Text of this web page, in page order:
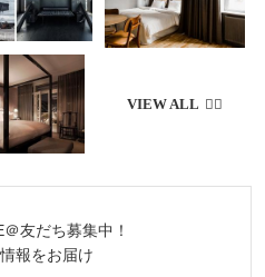
友だち募集中！
報をお届け